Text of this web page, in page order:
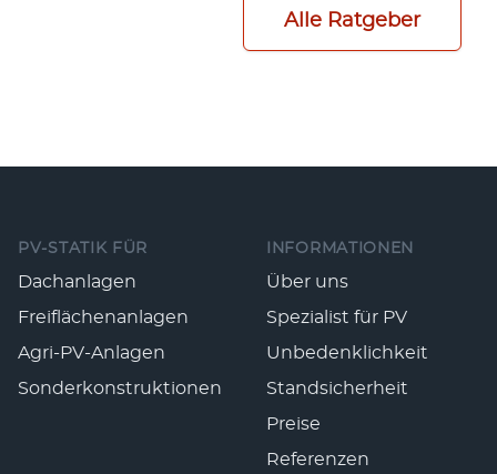
Alle Ratgeber
PV-STATIK FÜR
Dachanlagen
Freiflächenanlagen
Agri-PV-Anlagen
Sonderkonstruktionen
INFORMATIONEN
Über uns
Spezialist für PV
Unbedenklichkeit
Standsicherheit
Preise
Referenzen